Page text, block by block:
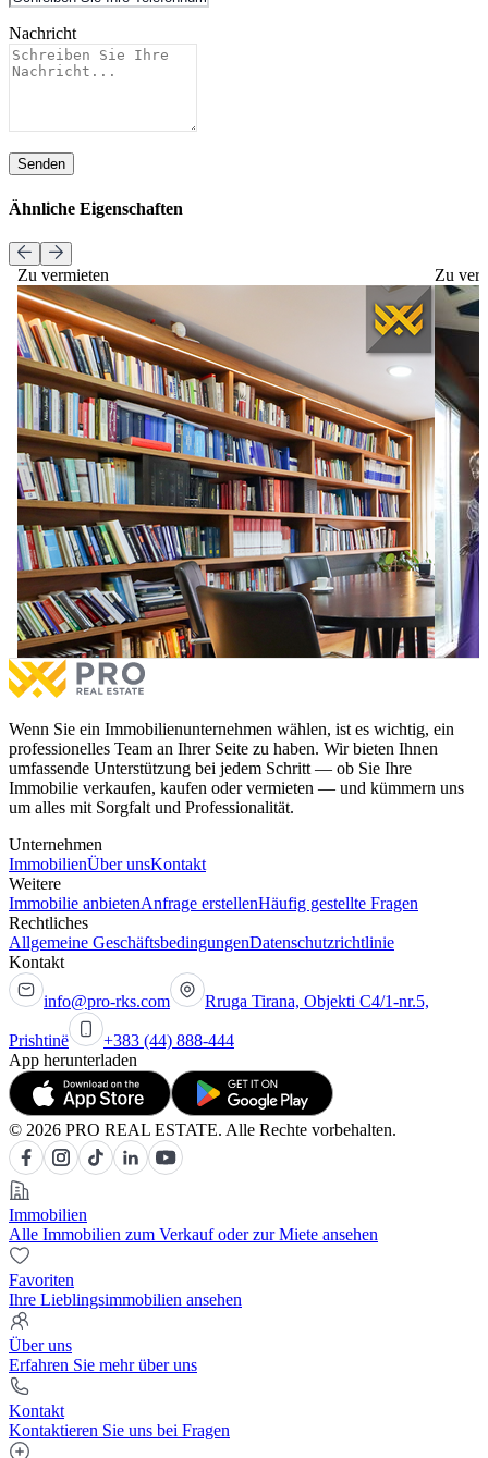
Nachricht
Senden
Ähnliche Eigenschaften
Zu vermieten
Lokal / Büro 165m² zu #VERMIETEN in Veternik
Lokal / Büro 165m² zu #VERMIETEN in Veternik
€1,500 zu vermieten
6 Räume
2 Badezimmer
Zu
Haus -
Haus
€1,200
2
Wenn Sie ein Immobilienunternehmen wählen, ist es wichtig, ein
professionelles Team an Ihrer Seite zu haben. Wir bieten Ihnen
umfassende Unterstützung bei jedem Schritt — ob Sie Ihre
Immobilie verkaufen, kaufen oder vermieten — und kümmern uns
um alles mit Sorgfalt und Professionalität.
Unternehmen
ImmobilienÜber unsKontakt
Weitere
Immobilie anbietenAnfrage erstellenHäufig gestellte Fragen
Rechtliches
Allgemeine GeschäftsbedingungenDatenschutzrichtlinie
Kontakt
info@pro-rks.com Rruga Tirana, Objekti C4/1-nr.5,
Prishtinë
+383 (44) 888-444
App herunterladen
© 2026 PRO REAL ESTATE. Alle Rechte vorbehalten.
Immobilien
Alle Immobilien zum Verkauf oder zur Miete ansehen
Favoriten
Ihre Lieblingsimmobilien ansehen
Über uns
Erfahren Sie mehr über uns
Kontakt
Kontaktieren Sie uns bei Fragen